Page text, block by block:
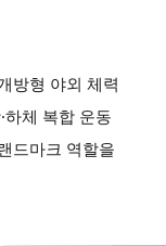
방형 야외 체력
하체 복합 운동
드마크 역할을